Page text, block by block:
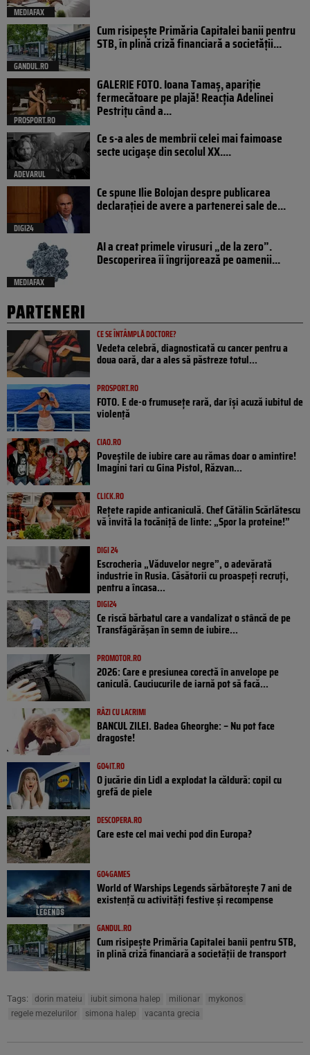
MEDIAFAX
GANDUL.RO
Cum risipește Primăria Capitalei banii pentru
STB, în plină criză financiară a societății...
PROSPORT.RO
GALERIE FOTO. Ioana Tamaş, apariție
fermecătoare pe plajă! Reacția Adelinei
Pestrițu când a...
ADEVARUL
Ce s-a ales de membrii celei mai faimoase
secte ucigașe din secolul XX....
DIGI24
Ce spune Ilie Bolojan despre publicarea
declarației de avere a partenerei sale de...
MEDIAFAX
AI a creat primele virusuri „de la zero”.
Descoperirea îi îngrijorează pe oamenii...
PARTENERI
CE SE ÎNTÂMPLĂ DOCTORE?
Vedeta celebră, diagnosticată cu cancer pentru a
doua oară, dar a ales să păstreze totul...
PROSPORT.RO
FOTO. E de-o frumusețe rară, dar își acuză iubitul de
violență
CIAO.RO
Poveştile de iubire care au rămas doar o amintire!
Imagini tari cu Gina Pistol, Răzvan...
CLICK.RO
Rețete rapide anticaniculă. Chef Cătălin Scărlătescu
vă invită la tocăniță de linte: „Spor la proteine!”
DIGI 24
Escrocheria „Văduvelor negre”, o adevărată
industrie în Rusia. Căsătorii cu proaspeți recruți,
pentru a încasa...
DIGI24
Ce riscă bărbatul care a vandalizat o stâncă de pe
Transfăgărășan în semn de iubire...
PROMOTOR.RO
2026: Care e presiunea corectă în anvelope pe
caniculă. Cauciucurile de iarnă pot să facă...
RÂZI CU LACRIMI
BANCUL ZILEI. Badea Gheorghe: – Nu pot face
dragoste!
GO4IT.RO
O jucărie din Lidl a explodat la căldură: copil cu
grefă de piele
DESCOPERA.RO
Care este cel mai vechi pod din Europa?
GO4GAMES
World of Warships Legends sărbătorește 7 ani de
existență cu activități festive și recompense
GANDUL.RO
Cum risipește Primăria Capitalei banii pentru STB,
în plină criză financiară a societății de transport
Tags: dorin mateiu iubit simona halep milionar
mykonos
regele mezelurilor
simona halep vacanta grecia